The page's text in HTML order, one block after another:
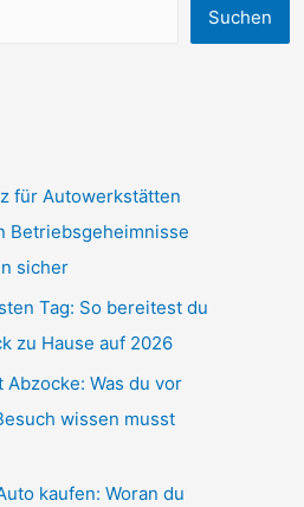
Suchen
für Autowerkstätten
Betriebsgeheimnisse
sicher
Tag: So bereitest du
zu Hause auf 2026
Was du vor
wissen musst
kaufen: Woran du